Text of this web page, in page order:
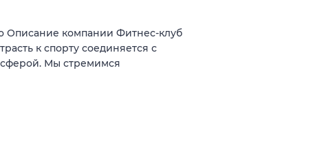
Описание компании Фитнес-клуб
к спорту соединяется с
Мы стремимся